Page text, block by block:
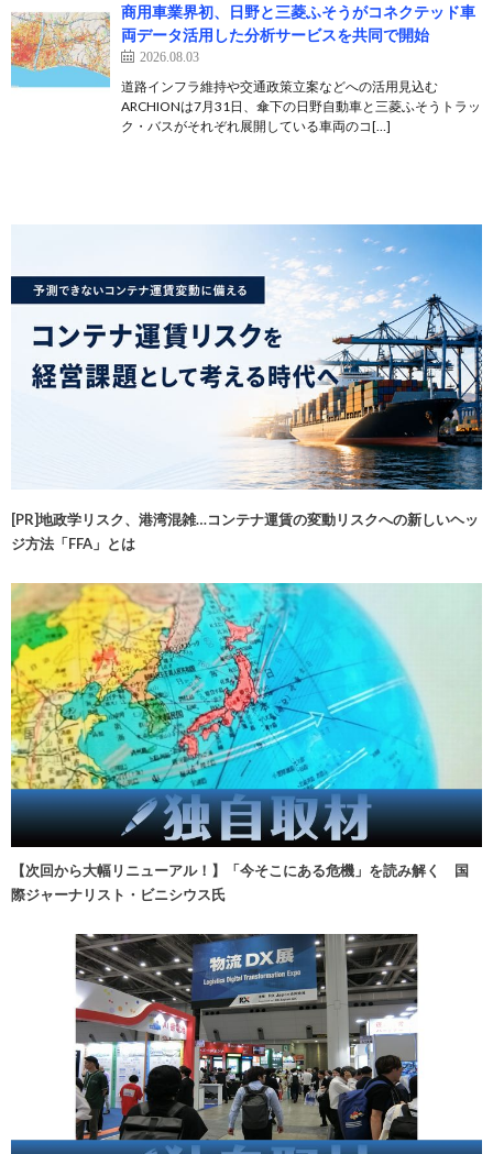
商用車業界初、日野と三菱ふそうがコネクテッド車
両データ活用した分析サービスを共同で開始
2026.08.03
道路インフラ維持や交通政策立案などへの活用見込む
ARCHIONは7月31日、傘下の日野自動車と三菱ふそうトラッ
ク・バスがそれぞれ展開している車両のコ[…]
[PR]地政学リスク、港湾混雑…コンテナ運賃の変動リスクへの新しいヘッ
ジ方法「FFA」とは
【次回から大幅リニューアル！】「今そこにある危機」を読み解く 国
際ジャーナリスト・ビニシウス氏